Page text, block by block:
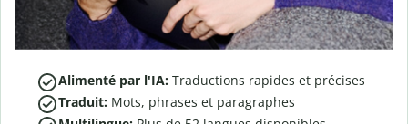
Alimenté par l'IA: Traductions rapides et précises
Traduit: Mots, phrases et paragraphes